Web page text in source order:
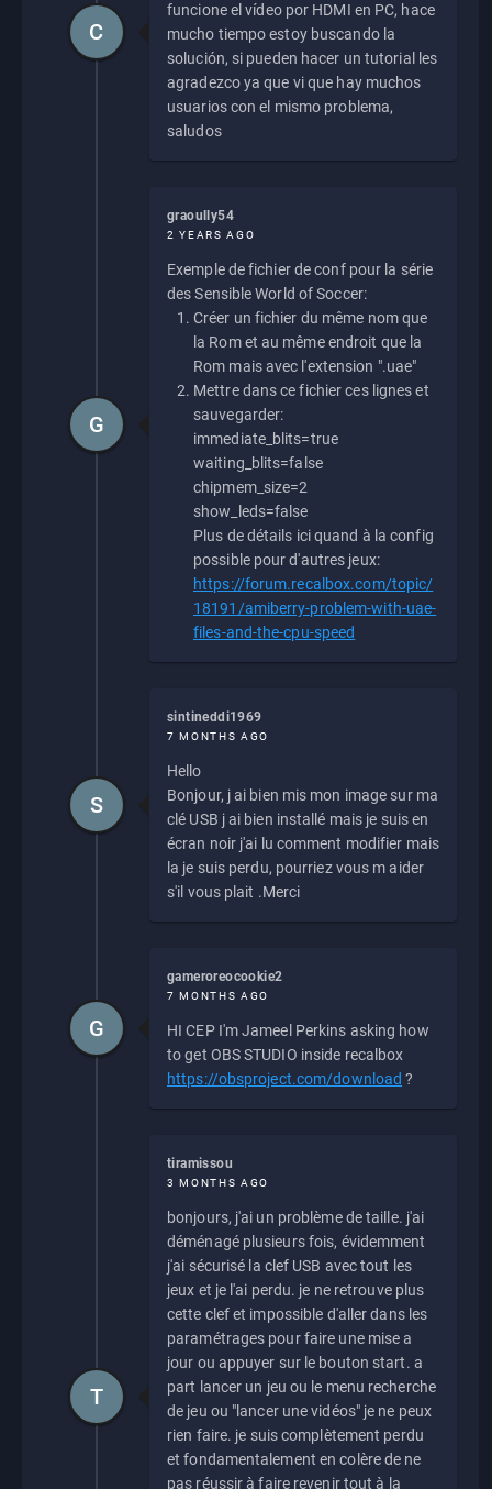
funcione el vídeo por HDMI en PC, hace
mucho tiempo estoy buscando la
solución, si pueden hacer un tutorial les
agradezco ya que vi que hay muchos
usuarios con el mismo problema,
saludos
C
graoully54
2 YEARS AGO
Exemple de fichier de conf pour la série
des Sensible World of Soccer:
Créer un fichier du même nom que
la Rom et au même endroit que la
Rom mais avec l'extension ".uae"
Mettre dans ce fichier ces lignes et
sauvegarder:
immediate_blits=true
waiting_blits=false
chipmem_size=2
show_leds=false
Plus de détails ici quand à la config
possible pour d'autres jeux:
https://forum.recalbox.com/topic/
18191/amiberry-problem-with-uae-
files-and-the-cpu-speed
G
sintineddi1969
7 MONTHS AGO
Hello
Bonjour, j ai bien mis mon image sur ma
clé USB j ai bien installé mais je suis en
écran noir j'ai lu comment modifier mais
la je suis perdu, pourriez vous m aider
s'il vous plait .Merci
S
gameroreocookie2
7 MONTHS AGO
HI CEP I'm Jameel Perkins asking how
to get OBS STUDIO inside recalbox
https://obsproject.com/download ?
G
tiramissou
3 MONTHS AGO
bonjours, j'ai un problème de taille. j'ai
déménagé plusieurs fois, évidemment
j'ai sécurisé la clef USB avec tout les
jeux et je l'ai perdu. je ne retrouve plus
cette clef et impossible d'aller dans les
paramétrages pour faire une mise a
jour ou appuyer sur le bouton start. a
part lancer un jeu ou le menu recherche
de jeu ou "lancer une vidéos" je ne peux
rien faire. je suis complètement perdu
et fondamentalement en colère de ne
pas réussir à faire revenir tout à la
T